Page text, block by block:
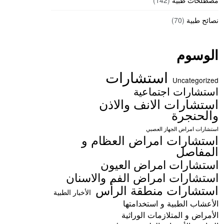
نصائح طبية (70)
الوسوم
Uncategorized استشارات
استشارات اجتماعية
استشارات الانف والاذن
والحنجرة
استشارات امراض الجهاز العصبي
استشارات امراض العظام و
المفاصل
استشارات امراض العيون
استشارات امراض الفم والاسنان
استشارات منطقة الرأس الأخبار الطبية
الأعشاب الطبية و استخدامتها
الأمراض و المتلازمات الوراثية